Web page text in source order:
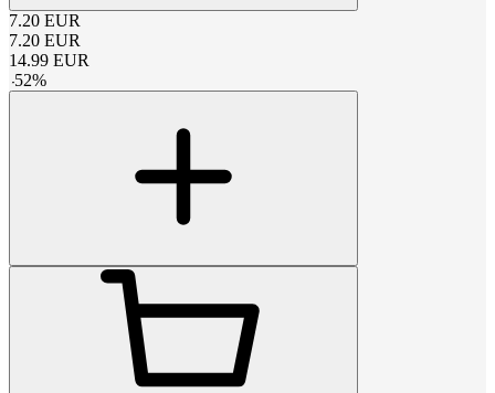
7.20 EUR
7.20 EUR
14.99 EUR
-52%